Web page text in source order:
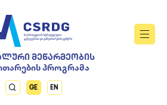
ᲛᲔᲬᲐᲠᲛᲔᲝᲑᲘᲡ
პროგრამა
GE EN